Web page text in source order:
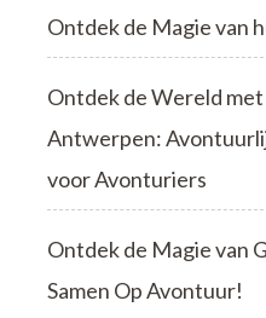
Ontdek de Magie van
Ontdek de Wereld met
Antwerpen:
voor Avonturiers
Ontdek de Magie van
Samen Op Avontuur!